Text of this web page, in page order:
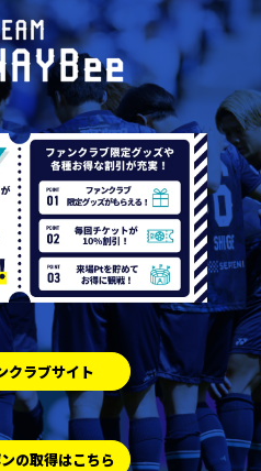
クラブサイト
の取得はこちら